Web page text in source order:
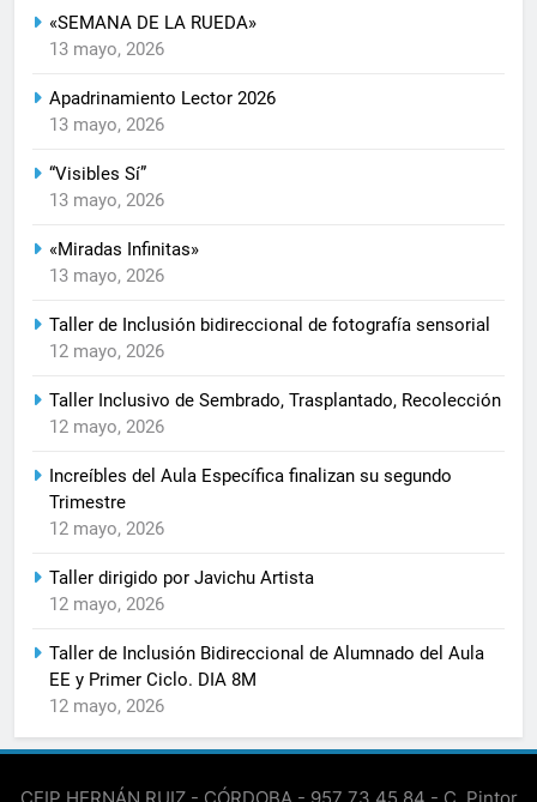
«SEMANA DE LA RUEDA»
13 mayo, 2026
Apadrinamiento Lector 2026
13 mayo, 2026
“Visibles Sí”
13 mayo, 2026
«Miradas Infinitas»
13 mayo, 2026
Taller de Inclusión bidireccional de fotografía sensorial
12 mayo, 2026
Taller Inclusivo de Sembrado, Trasplantado, Recolección
12 mayo, 2026
Increíbles del Aula Específica finalizan su segundo
Trimestre
12 mayo, 2026
Taller dirigido por Javichu Artista
12 mayo, 2026
Taller de Inclusión Bidireccional de Alumnado del Aula
EE y Primer Ciclo. DIA 8M
12 mayo, 2026